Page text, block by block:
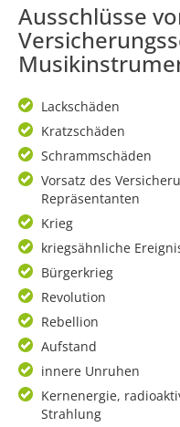
Ausschlüsse
Lackschäden
Kratzschäden
Schrammschäden
Vorsatz des
Repräsentanten
Krieg
kriegsähnliche
Bürgerkrieg
Revolution
Rebellion
Aufstand
innere Unruhen
Kernenergie,
Strahlung